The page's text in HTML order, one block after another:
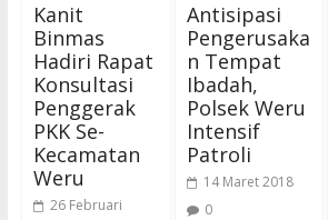
Kanit
Binmas
Hadiri Rapat
Konsultasi
Penggerak
PKK Se-
Kecamatan
Weru
26 Februari
Antisipasi
Pengerusaka
n Tempat
Ibadah,
Polsek Weru
Intensif
Patroli
14 Maret 2018
0